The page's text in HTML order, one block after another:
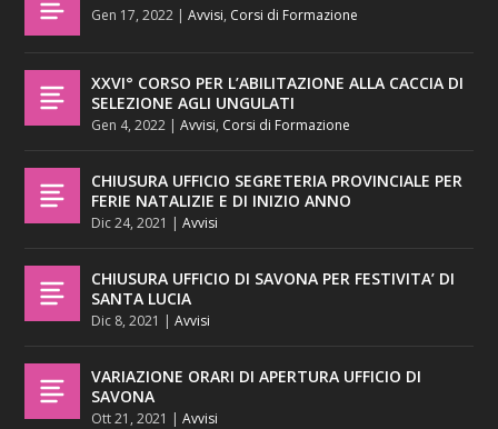
Gen 17, 2022 |Avvisi, Corsi di Formazione
XXVI° CORSO PER L’ABILITAZIONE ALLA CACCIA DI
SELEZIONE AGLI UNGULATI
Gen 4, 2022 |Avvisi, Corsi di Formazione
CHIUSURA UFFICIO SEGRETERIA PROVINCIALE PER
FERIE NATALIZIE E DI INIZIO ANNO
Dic 24, 2021 |Avvisi
CHIUSURA UFFICIO DI SAVONA PER FESTIVITA’ DI
SANTA LUCIA
Dic 8, 2021 |Avvisi
VARIAZIONE ORARI DI APERTURA UFFICIO DI
SAVONA
Ott 21, 2021 |Avvisi